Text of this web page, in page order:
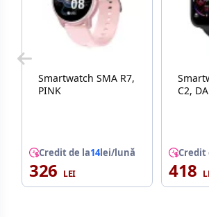
Smartwatch SMA R7,
PINK
Credit de la14lei/lună
326
C2,
Credit
418